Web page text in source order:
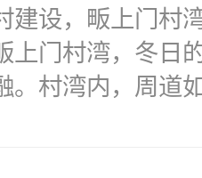
建设，畈上门村
上门村湾，冬日
。村湾内，周道